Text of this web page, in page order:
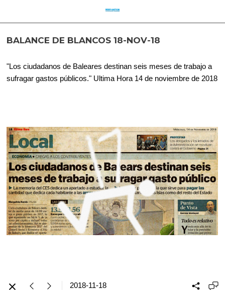
BALANCE DE BLANCOS 18-NOV-18
"Los ciudadanos de Baleares destinan seis meses de trabajo a
sufragar gastos públicos." Ultima Hora 14 de noviembre de 2018
2018-11-18